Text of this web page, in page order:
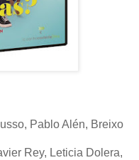
Pablo Alén, Breixo
Rey, Leticia Dolera,